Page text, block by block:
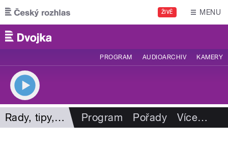
Přejít k hlavnímu obsahu
ŽIVĚ MENU
PROGRAM AUDIOARCHIV KAMERY
Rady, tipy, zajímavosti Program Pořady Více…